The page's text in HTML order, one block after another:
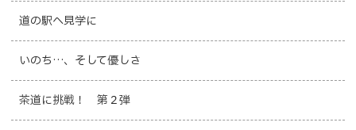
道の駅へ見学に
いのち…、そして優しさ
茶道に挑戦！ 第２弾